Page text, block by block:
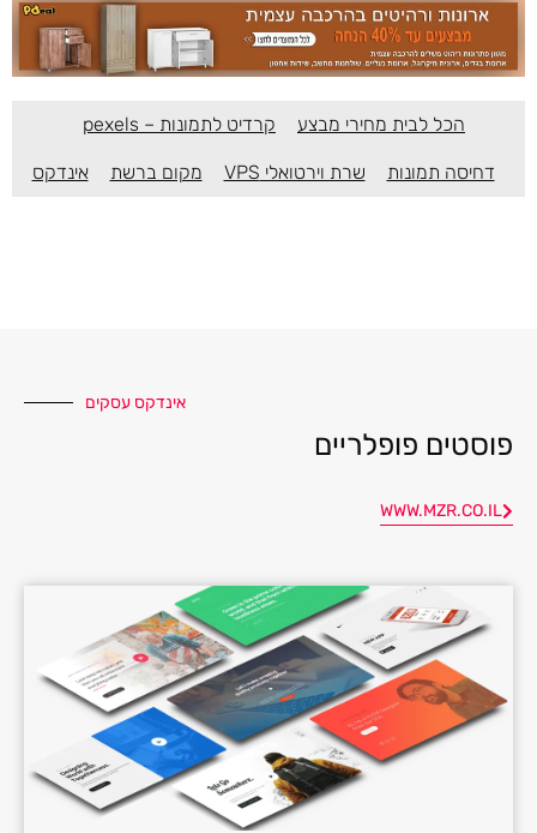
הכל לבית מחירי מבצע קרדיט לתמונות – pexels
דחיסה תמונות שרת וירטואלי VPS מקום ברשת אינדקס
אינדקס עסקים
פוסטים פופלריים
WWW.MZR.CO.IL